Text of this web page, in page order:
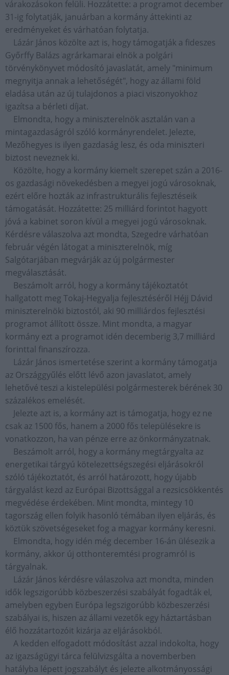
várakozásokon felüli. Hozzátette: a programot december
31-ig folytatják, januárban a kormány áttekinti az
eredményeket és várhatóan folytatja.
Lázár János közölte azt is, hogy támogatják a fideszes
Győrffy Balázs agrárkamarai elnök a polgári
törvénykönyvet módosító javaslatát, amely "minimum
megnyitja annak a lehetőségét", hogy az állami föld
eladása után az új tulajdonos a piaci viszonyokhoz
igazítsa a bérleti díjat.
Elmondta, hogy a miniszterelnök asztalán van a
mintagazdaságról szóló kormányrendelet. Jelezte,
Mezőhegyes is ilyen gazdaság lesz, és oda miniszteri
biztost neveznek ki.
Közölte, hogy a kormány kiemelt szerepet szán a 2016-
os gazdasági növekedésben a megyei jogú városoknak,
ezért előre hozták az infrastrukturális fejlesztéseik
támogatását. Hozzátette: 25 milliárd forintot hagyott
jóvá a kabinet soron kívül a megyei jogú városoknak.
Kérdésre válaszolva azt mondta, Szegedre várhatóan
február végén látogat a miniszterelnök, míg
Salgótarjában megvárják az új polgármester
megválasztását.
Beszámolt arról, hogy a kormány tájékoztatót
hallgatott meg Tokaj-Hegyalja fejlesztéséről Héjj Dávid
miniszterelnöki biztostól, aki 90 milliárdos fejlesztési
programot állított össze. Mint mondta, a magyar
kormány ezt a programot idén decemberig 3,7 milliárd
forinttal finanszírozza.
Lázár János ismertetése szerint a kormány támogatja
az Országgyűlés előtt lévő azon javaslatot, amely
lehetővé teszi a kistelepülési polgármesterek bérének 30
százalékos emelését.
Jelezte azt is, a kormány azt is támogatja, hogy ez ne
csak az 1500 fős, hanem a 2000 fős településekre is
vonatkozzon, ha van pénze erre az önkormányzatnak.
Beszámolt arról, hogy a kormány megtárgyalta az
energetikai tárgyú kötelezettségszegési eljárásokról
szóló tájékoztatót, és arról határozott, hogy újabb
tárgyalást kezd az Európai Bizottsággal a rezsicsökkentés
megvédése érdekében. Mint mondta, mintegy 10
tagország ellen folyik hasonló témában ilyen eljárás, és
köztük szövetségeseket fog a magyar kormány keresni.
Elmondta, hogy idén még december 16-án ülésezik a
kormány, akkor új otthonteremtési programról is
tárgyalnak.
Lázár János kérdésre válaszolva azt mondta, minden
idők legszigorúbb közbeszerzési szabályát fogadták el,
amelyben egyben Európa legszigorúbb közbeszerzési
szabályai is, hiszen az állami vezetők egy háztartásban
élő hozzátartozóit kizárja az eljárásokból.
A kedden elfogadott módosítást azzal indokolta, hogy
az igazságügyi tárca felülvizsgálta a novemberben
hatályba lépett jogszabályt és jelezte alkotmányossági